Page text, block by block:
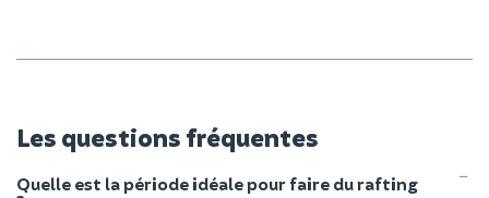
Les questions fréquentes
Quelle est la période idéale pour faire du rafting